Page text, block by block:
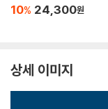
10% 24,300원
상세 이미지